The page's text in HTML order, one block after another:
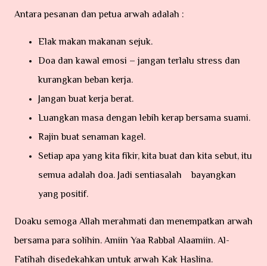
Antara pesanan dan petua arwah adalah :
Elak makan makanan sejuk.
Doa dan kawal emosi – jangan terlalu stress dan
kurangkan beban kerja.
Jangan buat kerja berat.
Luangkan masa dengan lebih kerap bersama suami.
Rajin buat senaman kagel.
Setiap apa yang kita fikir, kita buat dan kita sebut, itu
semua adalah doa. Jadi sentiasalah bayangkan
yang positif.
Doaku semoga Allah merahmati dan menempatkan arwah
bersama para solihin. Amiin Yaa Rabbal Alaamiin. Al-
Fatihah disedekahkan untuk arwah Kak Haslina.